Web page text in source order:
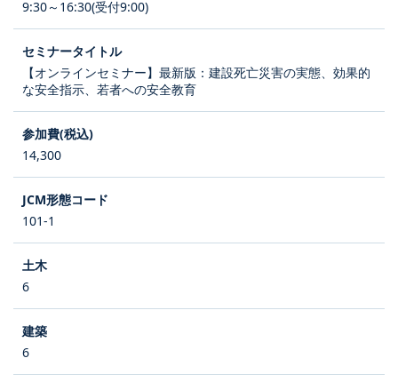
9:30～16:30(受付9:00)
【オンラインセミナー】最新版：建設死亡災害の実態、効果的
な安全指示、若者への安全教育
14,300
101-1
6
6